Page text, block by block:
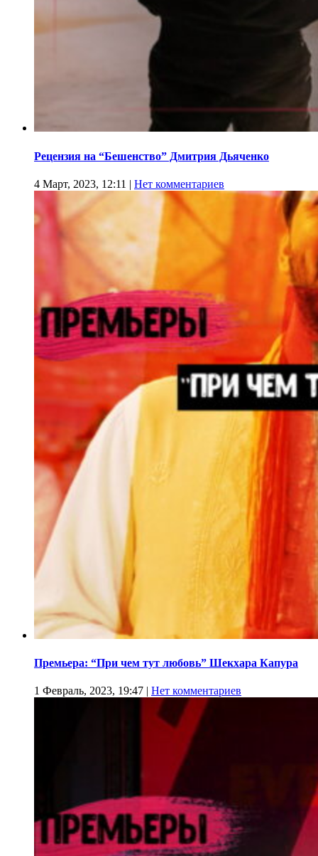
Рецензия на “Бешенство” Дмитрия Дьяченко
4 Март, 2023, 12:11 | Нет комментариев
Премьера: “При чем тут любовь” Шекхара Капура
1 Февраль, 2023, 19:47 | Нет комментариев